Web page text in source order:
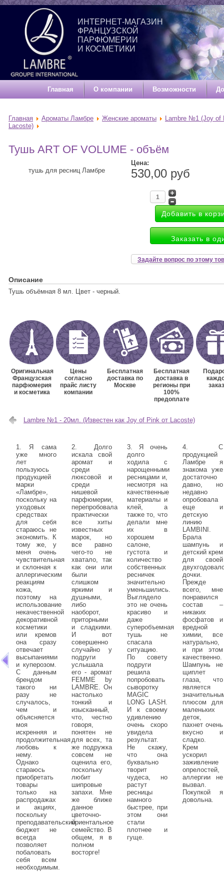
ИНТЕРНЕТ-МАГАЗИН
ФРАНЦУЗСКОЙ
ПАРФЮМЕРИИ
И КОСМЕТИКИ
Главная О компании Возможности
Главная Ароматы Ламбре Женские ароматы
Lambre №1 (Joy of
Lacoste)
Тушь ART OF VOLUME - объём
тушь для ресниц Ламбре
Цена:
530,00 руб
Заказать в
Задайте вопрос по этому
Описание
Тушь объёмная 8 мл. Цвет - черный.
Оригинальная
Французская
парфюмерия
и косметика
Цены
согласно
прайс листу
компании
Бесплатная
доставка по
Москве
Бесплатная
доставка в
регионы при
100%
предоплате
Lambre №1 - 20мл. (Известен как Joy of Pink от Lacoste)
1. Я сама
уже много
лет
пользуюсь
продукцией
марки
«Ламбре»,
поскольку на
уходовых
средствах
для себя
стараюсь не
экономить. К
тому же, у
меня очень
чувствительная
и склонная к
аллергическим
реакциям
кожа,
поэтому на
использование
некачественной
декоративной
косметики
или кремов
она сразу
отвечает
высыпаниями
и куперозом.
С данным
брендом
такого ни
разу не
случалось,
чем и
объясняется
моя
искренняя и
продолжительная
любовь к
нему.
Однако
стараюсь
приобретать
товары
только на
распродажах
и акциях,
поскольку
преподавательский
бюджет не
всегда
позволяет
побаловать
себя всем
необходимым.
2. Долго
искала свой
аромат и
среди
люксовой и
среди
нишевой
парфюмерии,
перепробовала
практически
все хиты
известных
марок, но
все равно
чего-то не
хватало, так
как они или
были
слишком
яркими и
душными,
либо
наоборот,
приторными
и сладкими.
И вот
совершенно
случайно у
подруги
услышала
его - аромат
FEMME by
LAMBRE. Он
настолько
тонкий и
изысканный,
что, честно
говоря,
понятен не
для всех, та
же подружка
совсем не
оценила его,
поскольку
любит
шипровые
запахи. Мне
же ближе
данное
цветочно-
ориентальное
семейство. В
общем, я в
полном
восторге!
3. Я очень
долго
ходила с
нарощенными
ресницами и,
несмотря на
качественные
материалы и
клей, а
также то, что
делали мне
их в
хорошем
салоне,
густота и
количество
собственных
ресничек
значительно
уменьшились.
Выглядело
это не очень
красиво и
даже
суперобъемная
тушь не
спасала
ситуацию.
По совету
подруги
решила
попробовать
сыворотку
MAGIC
LONG LASH.
И к своему
удивлению
очень скоро
увидела
результат.
Не скажу,
что она
буквально
творит
чудеса, но
растут
ресницы
намного
быстрее, при
этом они
стали
плотнее и
гуще.
4. С
продукцией
Ламбре я
знакома уже
достаточно
давно, но
недавно
опробовала
еще и
детскую
линию
LAMBINI.
Брала
шампунь и
детский крем
для своей
дочки.
Прежде
всего, мне
понравился
состав –
никаких
фосфатов и
вредной
химии, все
натурально,
и при этом
качественно.
Шампунь не
щиплет
глаза, что
является
плюсом для
маленьких
деток,
пахнет очень
вкусно и
сладко.
Крем
ускорил
заживление
опрелостей,
аллергии не
вызвал.
Покупкой я
довольна.